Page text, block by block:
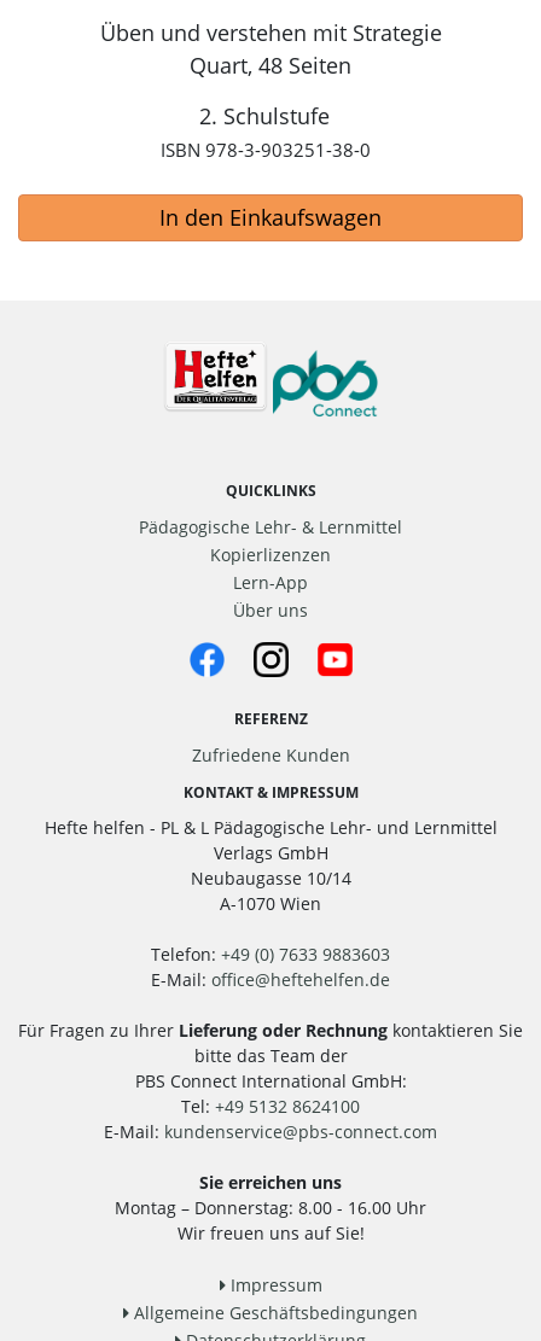
Verdoppelungen, die mit wenig Energieaufwand über die
Simultanerkennung abgerufen werden können. Die dabei
verwendeten heuristischen Strategien basieren auf
Zusammenhängen verschiedener Malrechnungen, die
Handlung ist begleitend zum Heft ein zweifarbiges
Kernaufgaben-Tauschaufgaben -Ableiten-Verdopplung oder
Halbierung-Simultanerkennung-und vieles mehr
Üben und verstehen mit Strategie
Quart, 48 Seiten
2. Schulstufe
ISBN 978-3-903251-38-0
In den Einkaufswagen
QUICKLINKS
Pädagogische Lehr- & Lernmittel
Kopierlizenzen
Lern-App
Über uns
REFERENZ
Zufriedene Kunden
KONTAKT & IMPRESSUM
Hefte helfen - PL & L Pädagogische Lehr- und Lernmittel
Verlags GmbH
Neubaugasse 10/14
A-1070 Wien
Telefon: +49 (0) 7633 9883603
E-Mail: office@heftehelfen.de
Für Fragen zu Ihrer Lieferung oder Rechnung kontaktieren Sie
bitte das Team der
PBS Connect International GmbH:
Tel: +49 5132 8624100
E-Mail: kundenservice@pbs-connect.com
Sie erreichen uns
Montag – Donnerstag: 8.00 - 16.00 Uhr
Wir freuen uns auf Sie!
Impressum
Allgemeine Geschäftsbedingungen